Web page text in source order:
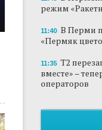
режим
11:40 В Перми
«Пермяк
11:35 Т2
вместе» –
операторов